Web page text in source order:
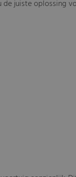
juiste oplossing